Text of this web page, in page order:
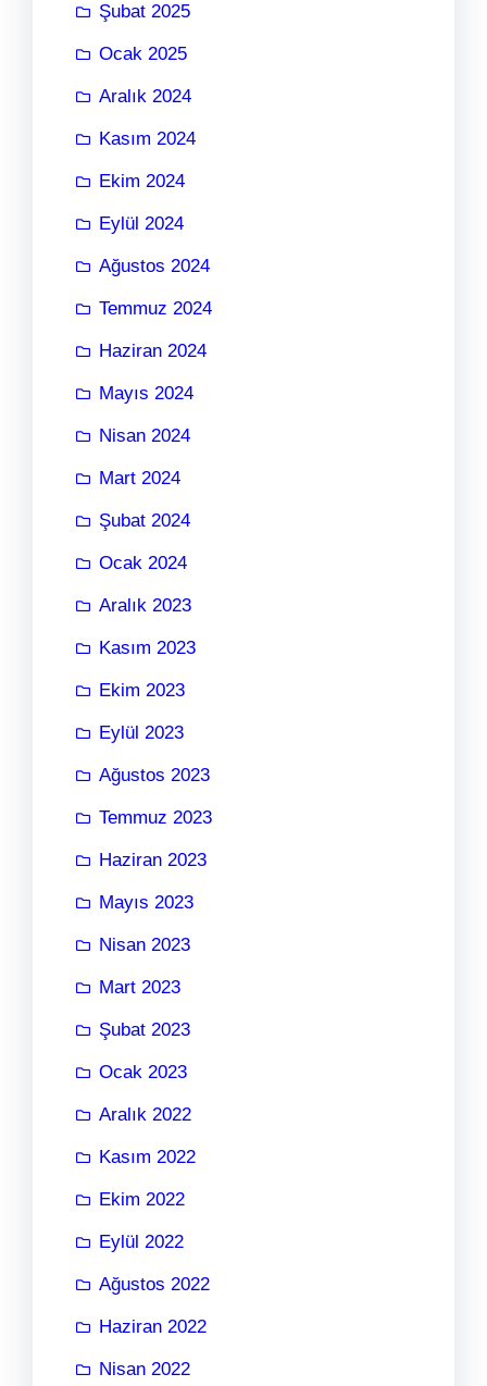
Şubat 2025
Ocak 2025
Aralık 2024
Kasım 2024
Ekim 2024
Eylül 2024
Ağustos 2024
Temmuz 2024
Haziran 2024
Mayıs 2024
Nisan 2024
Mart 2024
Şubat 2024
Ocak 2024
Aralık 2023
Kasım 2023
Ekim 2023
Eylül 2023
Ağustos 2023
Temmuz 2023
Haziran 2023
Mayıs 2023
Nisan 2023
Mart 2023
Şubat 2023
Ocak 2023
Aralık 2022
Kasım 2022
Ekim 2022
Eylül 2022
Ağustos 2022
Haziran 2022
Nisan 2022